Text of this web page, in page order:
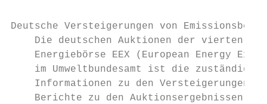
Deutsche Versteigerungen von
Die deutschen Auktionen der vierten
Energiebörse EEX (European Energy
im Umweltbundesamt ist die zuständige
Informa­tionen zu den Versteigerungen
Berichte zu den Auktionsergebnissen